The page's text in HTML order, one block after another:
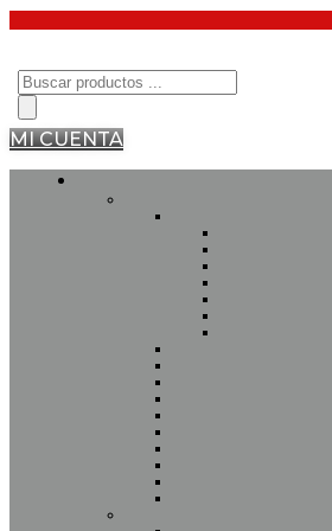
Búsqueda
de
productos
MI CUENTA